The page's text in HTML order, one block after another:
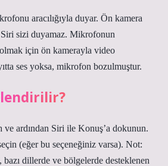
aracılığıyla duyar. Ön kamera
sizi duyamaz. Mikrofonun
için ön kamerayla video
ses yoksa, mikrofon bozulmuştur.
ardından Siri ile Konuş’a dokunun.
(eğer bu seçeneğiniz varsa). Not:
bazı dillerde ve bölgelerde desteklenen